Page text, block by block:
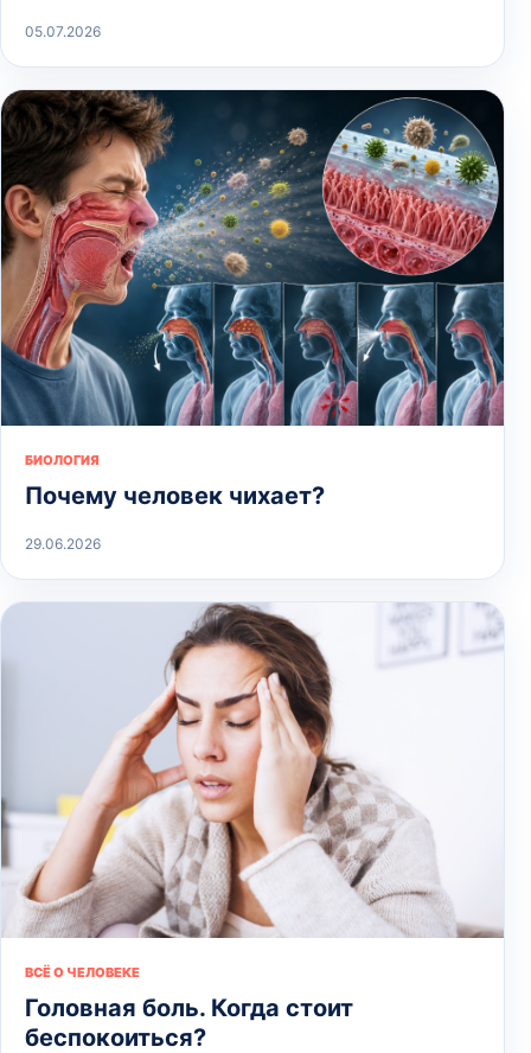
05.07.2026
БИОЛОГИЯ
Почему человек чихает?
29.06.2026
ВСЁ О ЧЕЛОВЕКЕ
Головная боль. Когда стоит
беспокоиться?